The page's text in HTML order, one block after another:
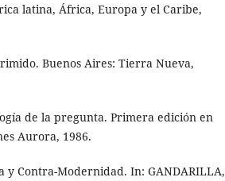
latina, África, Europa y el Caribe,
Buenos Aires: Tierra Nueva,
de la pregunta. Primera edición en
Aurora, 1986.
y Contra-Modernidad. In: GANDARILLA,